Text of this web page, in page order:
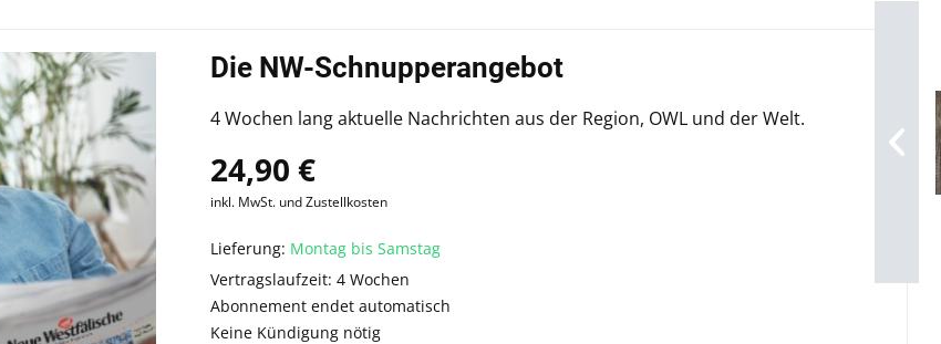
Die NW-Schnupperangebot
4 Wochen lang aktuelle Nachrichten aus der Region, OWL und der Welt.
24,90 €
inkl. MwSt. und Zustellkosten
Lieferung: Montag bis Samstag
Vertragslaufzeit: 4 Wochen
Abonnement endet automatisch
Keine Kündigung nötig